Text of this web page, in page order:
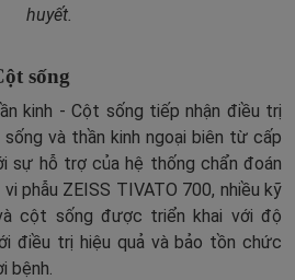
huyết.
sống
kinh - Cột sống tiếp nhận điều trị
và thần kinh ngoại biên từ cấp
sự hỗ trợ của hệ thống chẩn đoán
phẫu ZEISS TIVATO 700, nhiều kỹ
cột sống được triển khai với độ
điều trị hiệu quả và bảo tồn chức
bệnh.